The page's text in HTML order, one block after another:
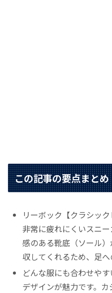
この記事の要点まとめ
リーボック【クラシッ
非常に疲れにくいスニ
感のある靴底（ソール
収してくれるため、足へ
どんな服にも合わせや
デザインが魅力です。